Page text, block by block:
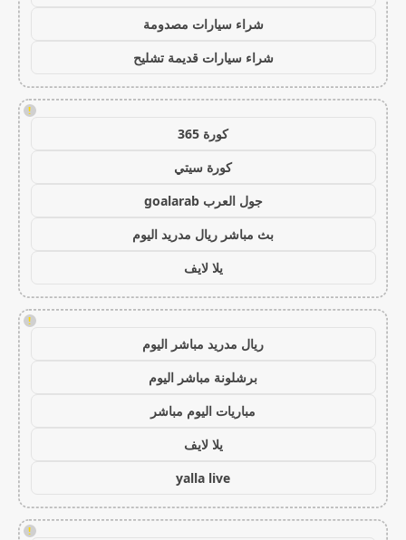
شراء سيارات مصدومة
شراء سيارات قديمة تشليح
!
كورة 365
كورة سيتي
جول العرب goalarab
بث مباشر ريال مدريد اليوم
يلا لايف
!
ريال مدريد مباشر اليوم
برشلونة مباشر اليوم
مباريات اليوم مباشر
يلا لايف
yalla live
!